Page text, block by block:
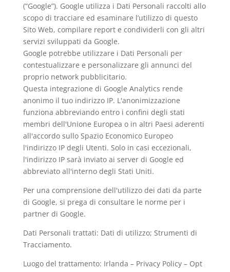
(“Google”). Google utilizza i Dati Personali raccolti allo
scopo di tracciare ed esaminare l’utilizzo di questo
Sito Web, compilare report e condividerli con gli altri
servizi sviluppati da Google.
Google potrebbe utilizzare i Dati Personali per
contestualizzare e personalizzare gli annunci del
proprio network pubblicitario.
Questa integrazione di Google Analytics rende
anonimo il tuo indirizzo IP. L'anonimizzazione
funziona abbreviando entro i confini degli stati
membri dell'Unione Europea o in altri Paesi aderenti
all'accordo sullo Spazio Economico Europeo
l'indirizzo IP degli Utenti. Solo in casi eccezionali,
l'indirizzo IP sarà inviato ai server di Google ed
abbreviato all'interno degli Stati Uniti.
Per una comprensione dell'utilizzo dei dati da parte
di Google, si prega di consultare le norme per i
partner di Google.
Dati Personali trattati: Dati di utilizzo; Strumenti di
Tracciamento.
Luogo del trattamento: Irlanda – Privacy Policy– Opt